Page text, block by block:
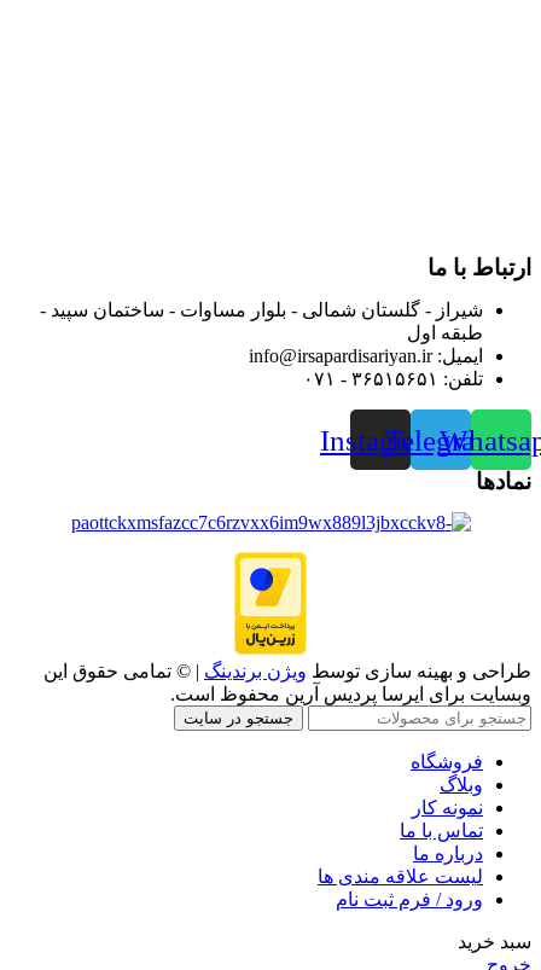
ارتباط با ما
شیراز - گلستان شمالی - بلوار مساوات - ساختمان سپید -
طبقه اول
ایمیل: info@irsapardisariyan.ir
تلفن: ۳۶۵۱۵۶۵۱ - ۰۷۱
Telegram
Instagram
نمادها
طراحی و بهینه سازی توسط ویژن برندینگ | © تمامی حقوق این
وبسایت برای ایرسا پردیس آرین محفوظ است.
جستجو در سایت
فروشگاه
وبلاگ
نمونه کار
تماس با ما
درباره ما
لیست علاقه مندی ها
ورود / فرم ثبت نام
سبد خرید
خروج